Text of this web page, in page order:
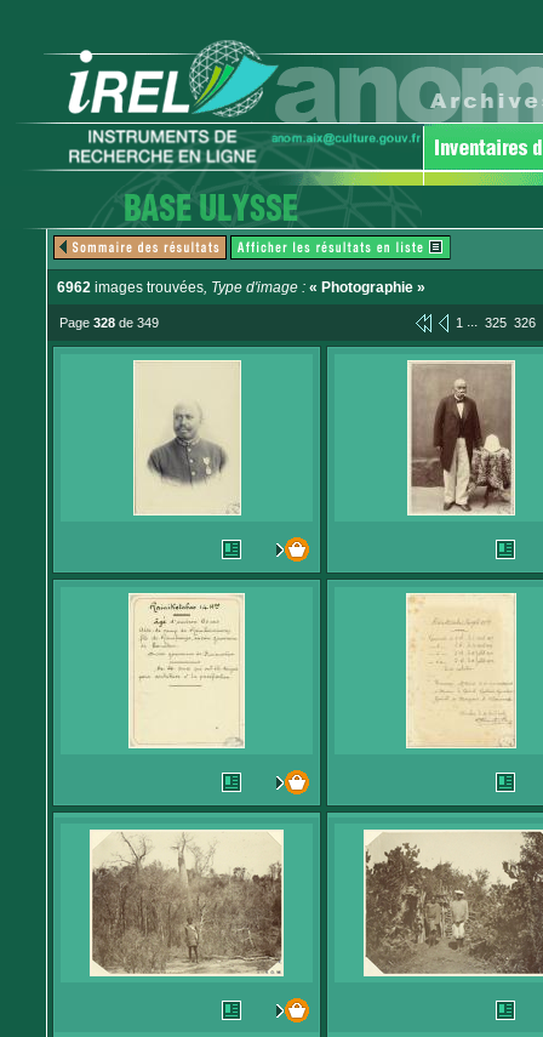
6962 images trouvées, Type d'image : « Photographie »
Page 328 de 349 1 ... 325 326